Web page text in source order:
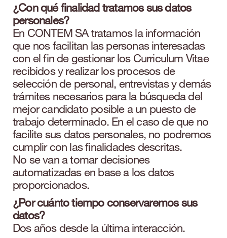
¿Con qué finalidad tratamos sus datos
personales?
En CONTEM SA tratamos la información
que nos facilitan las personas interesadas
con el fin de gestionar los Curriculum Vitae
recibidos y realizar los procesos de
selección de personal, entrevistas y demás
trámites necesarios para la búsqueda del
mejor candidato posible a un puesto de
trabajo determinado. En el caso de que no
facilite sus datos personales, no podremos
cumplir con las finalidades descritas.
No se van a tomar decisiones
automatizadas en base a los datos
proporcionados.
¿Por cuánto tiempo conservaremos sus
datos?
Dos años desde la última interacción.